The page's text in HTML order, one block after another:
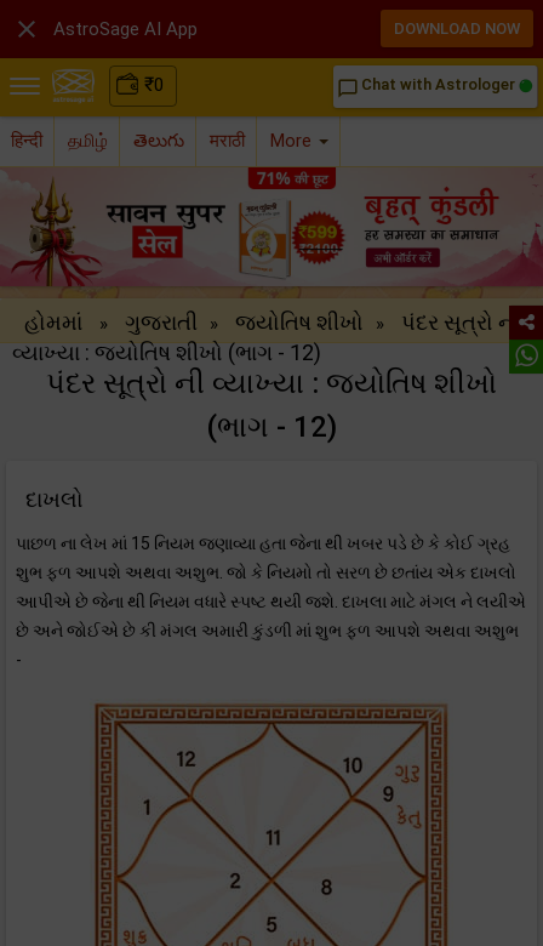
₹0 chat_bubble_outline Chat with Astrologer
हिन्दी தமிழ் తెలుగు मराठी More
હોમમાં » ગુજરાતી » જ્યોતિષ શીખો »
પંદર સૂત્રો ની
વ્યાખ્યા : જ્યોતિષ શીખો (ભાગ - 12)
પંદર સૂત્રો ની વ્યાખ્યા : જ્યોતિષ શીખો
(ભાગ - 12)
દાખલો
પાછળ ના લેખ માં 15 નિયમ જણાવ્યા હતા જેના થી ખબર પડે છે કે કોઈ ગ્રહ
શુભ ફળ આપશે અથવા અશુભ. જો કે નિયમો તો સરળ છે છતાંય એક દાખલો
આપીએ છે જેના થી નિયમ વધારે સ્પષ્ટ થયી જશે. દાખલા માટે મંગલ ને લયીએ
છે અને જોઈએ છે કી મંગલ અમારી કુંડળી માં શુભ ફળ આપશે અથવા અશુભ
-
 AstroSage AI App DOWNLOAD NOW